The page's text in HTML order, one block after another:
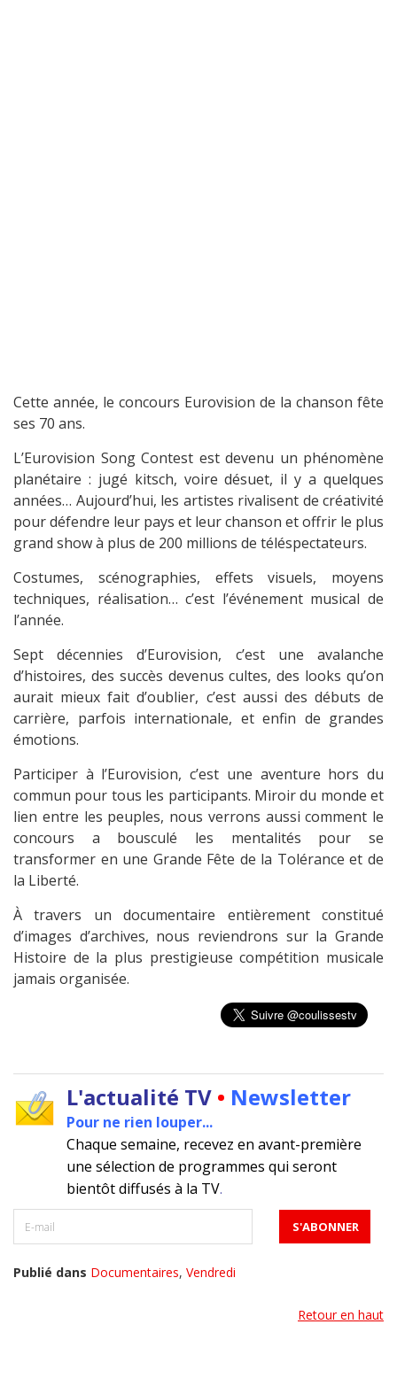
Cette année, le concours Eurovision de la chanson fête
ses 70 ans.
L’Eurovision Song Contest est devenu un phénomène
planétaire : jugé kitsch, voire désuet, il y a quelques
années… Aujourd’hui, les artistes rivalisent de créativité
pour défendre leur pays et leur chanson et offrir le plus
grand show à plus de 200 millions de téléspectateurs.
Costumes, scénographies, effets visuels, moyens
techniques, réalisation… c’est l’événement musical de
l’année.
Sept décennies d’Eurovision, c’est une avalanche
d’histoires, des succès devenus cultes, des looks qu’on
aurait mieux fait d’oublier, c’est aussi des débuts de
carrière, parfois internationale, et enfin de grandes
émotions.
Participer à l’Eurovision, c’est une aventure hors du
commun pour tous les participants. Miroir du monde et
lien entre les peuples, nous verrons aussi comment le
concours a bousculé les mentalités pour se
transformer en une Grande Fête de la Tolérance et de
la Liberté.
À travers un documentaire entièrement constitué
d’images d’archives, nous reviendrons sur la Grande
Histoire de la plus prestigieuse compétition musicale
jamais organisée.
L'actualité TV • Newsletter
Pour ne rien louper...
Chaque semaine, recevez en avant-première
une sélection de programmes qui seront
bientôt diffusés à la TV.
Publié dans Documentaires, Vendredi
Retour en haut